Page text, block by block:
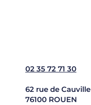
02 35 72 71 30
62 rue de Cauville
76100 ROUEN